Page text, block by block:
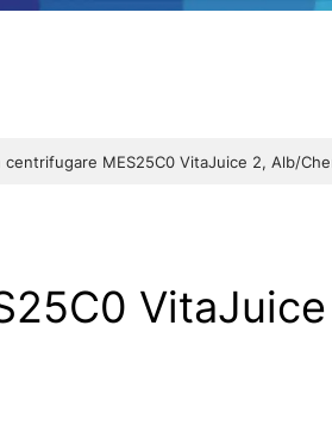
MES25C0 VitaJuice 2, Alb/